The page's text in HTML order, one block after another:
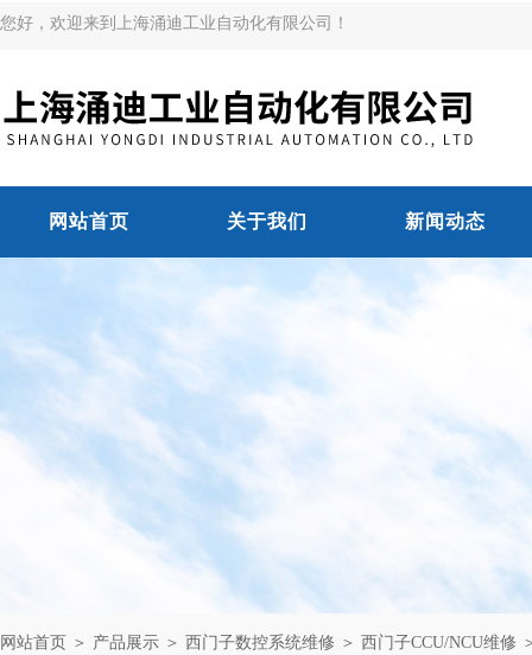
您好，欢迎来到上海涌迪工业自动化有限公司！
网站首页 关于我们 新闻动态
网站首页 ＞ 产品展示 ＞ 西门子数控系统维修 ＞ 西门子CCU/NCU维修